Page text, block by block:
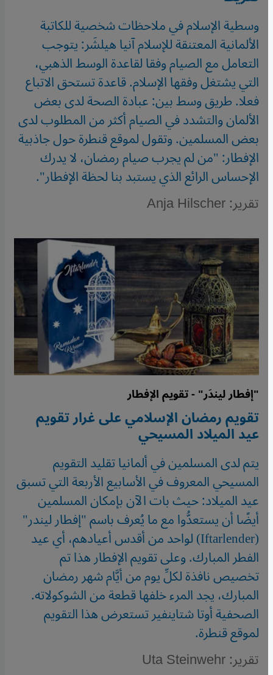
وسطية الإسلام في ملاحظات شخصية للكاتبة
الألمانية المعتنقة للإسلام آنيا هيلشَر: يتوجب
التعامل مع الصيام وفقا لقاعدة الوسط الذهبي،
التي يشتغل وفقها الإسلام. قاعدة تستحق الاتباع
فعلا. طريق وسط بين: عبادة الصحة لدى بعض
الألمان والتشدد في الصيام أكثر من المطلوب لدى
بعض المسلمين. وتقول لموقع قنطرة حول جاذبية
الإفطار: "من لم يجرب صيام رمضان، لا يدرك
الإحساس الرائع الذي يستبد بنا لحظة الإفطار".
تقرير: Anja Hilscher
"إفطار ليندَر" - تقويم الإفطار
تقويم رمضان الإسلامي على غرار تقويم
عيد الميلاد المسيحي
يتم لدى المسلمين في ألمانيا تقليد التقويم
المسيحي المعروف في الأسابيع الأربعة التي تسبق
عيد الميلاد: حيث بات الآن بإمكان المسلمين
أيضًا أن يستعدُّوا مع ما يُعرف باسم "إفطار ليندر"
(Iftarlender) لواحد من أقدس أعيادهم، أي عيد
الفطر المبارك. وعلى تقويم الإفطار هذا تم
تخصيص نافذة لكلِّ يوم من أيَّام شهر رمضان
المبارك، يجد المرء خلفها قطعة من الشوكولاته.
الصحفية أوتا شتاينفير تستعرض هذا التقويم
لموقع قنطرة.
تقرير: Uta Steinwehr